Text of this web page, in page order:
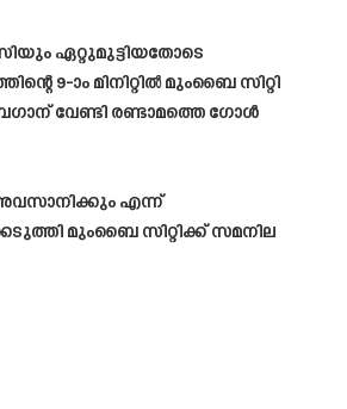
ഏറ്റുമുട്ടിയതോടെ
ാം മിനിറ്റിൽ മുംബൈ സിറ്റി
വേണ്ടി രണ്ടാമത്തെ ഗോൾ
അവസാനിക്കും എന്ന്
മുംബൈ സിറ്റിക്ക് സമനില